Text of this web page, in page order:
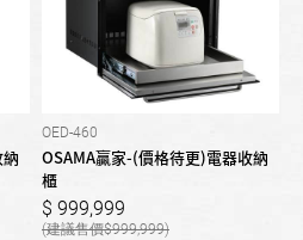
OED-460
OSAMA贏家-(價格待更)電器收納
櫃
999,999
999,999